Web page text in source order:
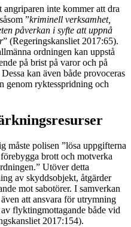
angriparen inte kommer att dra
”kriminell verksamhet,
påverkan i syfte att uppnå
” (Regeringskansliet 2017:65).
ordningen kan uppstå
på brist på varor och på
kan även både provoceras
genom ryktesspridning och
måste polisen ”lösa uppgifterna
brott och motverka
Utöver detta
av skyddsobjekt, åtgärder
mot sabotörer. I samverkan
att ansvara för utrymning
flyktingmottagande både vid
2017:154).